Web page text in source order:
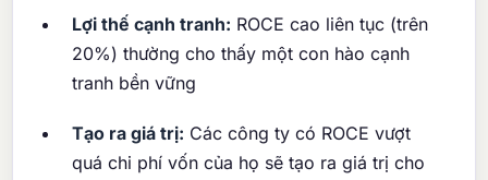
Lợi thế cạnh tranh: ROCE cao liên tục (trên
20%) thường cho thấy một con hào cạnh
tranh bền vững
Tạo ra giá trị: Các công ty có ROCE vượt
quá chi phí vốn của họ sẽ tạo ra giá trị cho